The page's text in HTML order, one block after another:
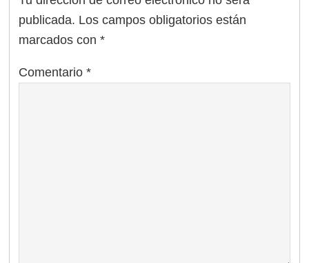
publicada. Los campos obligatorios están
marcados con*
Comentario*